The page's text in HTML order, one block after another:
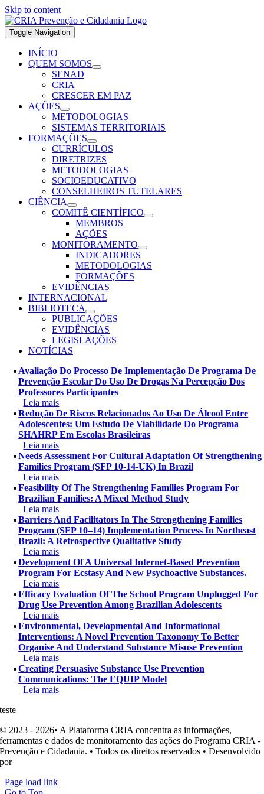
Skip to content
Toggle Navigation
INÍCIO
QUEM SOMOS
SENAD
CRIA
CRESCER EM PAZ
AÇÕES
METODOLOGIAS
SISTEMAS TERRITORIAIS
FORMAÇÕES
CURRÍCULOS
DIRETRIZES
METODOLOGIAS
SOCIOEDUCATIVO
CONSELHEIROS TUTELARES
CIÊNCIA
COMITÊ CIENTÍFICO
MEMBROS
AÇÕES
MONITORAMENTO
INDICADORES
METODOLOGIAS
FORMAÇÕES
EVIDÊNCIAS
INTERNACIONAL
BIBLIOTECA
PUBLICAÇÕES
EVIDÊNCIAS
LEGISLAÇÕES
NOTÍCIAS
Avaliação Do Processo De Implementação De Programa De
Prevenção Escolar Do Uso De Drogas Na Percepção Dos
Professores Participantes
Leia mais
Redução De Riscos Relacionados Ao Uso De Álcool Entre
Adolescentes: Um Estudo De Viabilidade Do Programa
SHAHRP Em Escolas Brasileiras
Leia mais
Needs Assessment For Cultural Adaptation Of Strengthening
Families Program (SFP 10-14-UK) In Brazil
Leia mais
Feasibility Of The Strengthening Families Program For
Brazilian Families: A Mixed Method Study
Leia mais
Barriers And Facilitators In The Strengthening Families
Program (SFP 10–14) Implementation Process In Northeast
Brazil: A Retrospective Qualitative Study
Leia mais
Development Of A Universal Internet-Based Prevention
Program For Ecstasy And New Psychoactive Substances.
Leia mais
Efficacy Evaluation Of The School Program Unplugged For
Drug Use Prevention Among Brazilian Adolescents
Leia mais
Environmental, Developmental And Informational
Interventions: A Novel Prevention Taxonomy To Better
Organise And Understand Substance Misuse Prevention
Leia mais
Creating Persuasive Substance Use Prevention
Communications: The EQUIP Model
Leia mais
teste
© 2023 - 2026• A Plataforma CRIA concentra as informações,
ferramentas e dados de monitoramento das ações do Programa CRIA -
Prevenção e Cidadania. • Todos os direitos reservados • Desenvolvido
por
Page load link